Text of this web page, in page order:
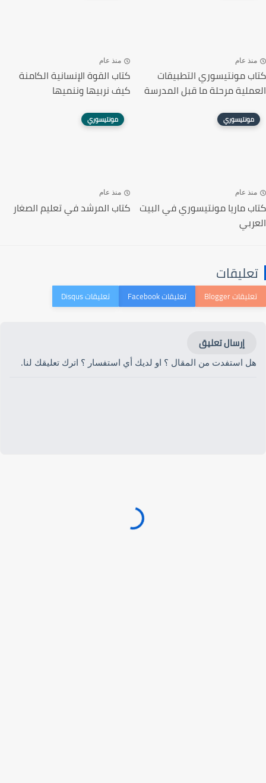
منذ عام
كتاب مونتيسوري التطبيقات
العملية مرحلة ما قبل المدرسة
منذ عام
كتاب القوة الإنسانية الكامنة
كيف نربيها وننميها
مونتيسوري
منذ عام
كتاب ماريا مونتيسوري في البيت
العربي
مونتيسوري
منذ عام
كتاب المرشد في تعليم الصغار
تعليقات
إرسال تعليق
هل استفدت من المقال ؟ او لديك أي استفسار ؟ اترك تعليقك لنا.